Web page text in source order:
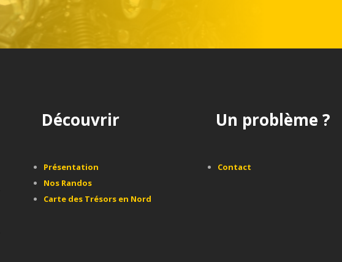
Découvrir
Présentation
Nos Randos
Carte des Trésors en Nord
Un problème ?
Contact